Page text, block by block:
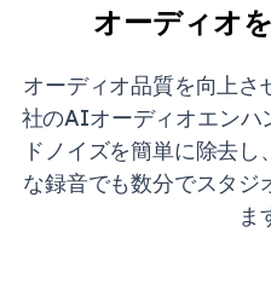
オーディオ
オーディオ品質を向上さ
社のAIオーディオエンハ
ドノイズを簡単に除去
な録音でも数分でスタジ
ま